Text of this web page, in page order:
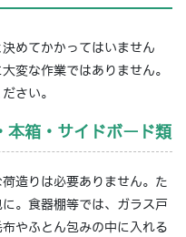
めてかかってはいません
変な作業ではありません。
さい。
本箱・サイドボード類
造りは必要ありません。た
。食器棚等では、ガラス戸
やふとん包みの中に入れる